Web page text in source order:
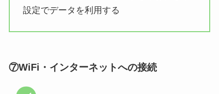
設定でデータを利用する
⑦WiFi・インターネットへの接続